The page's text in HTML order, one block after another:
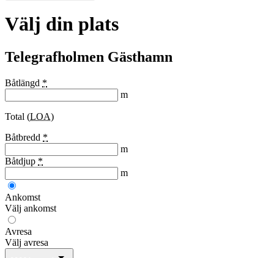
Välj din plats
Telegrafholmen Gästhamn
Båtlängd *
m
Total (LOA)
Båtbredd *
m
Båtdjup *
m
Ankomst
Välj ankomst
Avresa
Välj avresa